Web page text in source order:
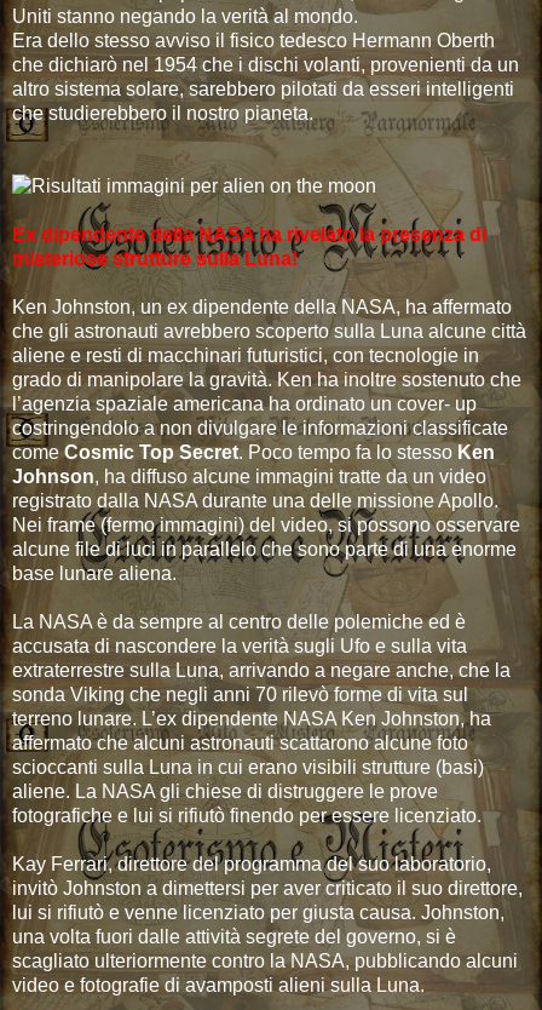
Uniti stanno negando la verità al mondo.
Era dello stesso avviso il fisico tedesco Hermann Oberth
che dichiarò nel 1954 che i dischi volanti, provenienti da un
altro sistema solare, sarebbero pilotati da esseri intelligenti
che studierebbero il nostro pianeta.
Ex dipendente della NASA ha rivelato la presenza di
misteriose strutture sulla Luna!
Ken Johnston, un ex dipendente della NASA, ha affermato
che gli astronauti avrebbero scoperto sulla Luna alcune città
aliene e resti di macchinari futuristici, con tecnologie in
grado di manipolare la gravità. Ken ha inoltre sostenuto che
l’agenzia spaziale americana ha ordinato un cover- up
costringendolo a non divulgare le informazioni classificate
come Cosmic Top Secret. Poco tempo fa lo stesso Ken
Johnson, ha diffuso alcune immagini tratte da un video
registrato dalla NASA durante una delle missione Apollo.
Nei frame (fermo immagini) del video, si possono osservare
alcune file di luci in parallelo che sono parte di una enorme
base lunare aliena.
La NASA è da sempre al centro delle polemiche ed è
accusata di nascondere la verità sugli Ufo e sulla vita
extraterrestre sulla Luna, arrivando a negare anche, che la
sonda Viking che negli anni 70 rilevò forme di vita sul
terreno lunare. L’ex dipendente NASA Ken Johnston, ha
affermato che alcuni astronauti scattarono alcune foto
scioccanti sulla Luna in cui erano visibili strutture (basi)
aliene. La NASA gli chiese di distruggere le prove
fotografiche e lui si rifiutò finendo per essere licenziato.
Kay Ferrari, direttore del programma del suo laboratorio,
invitò Johnston a dimettersi per aver criticato il suo direttore,
lui si rifiutò e venne licenziato per giusta causa. Johnston,
una volta fuori dalle attività segrete del governo, si è
scagliato ulteriormente contro la NASA, pubblicando alcuni
video e fotografie di avamposti alieni sulla Luna.